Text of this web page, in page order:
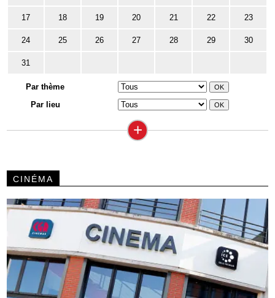
17 18 19 20 21 22 23
24 25 26 27 28 29 30
31
Par thème
Par lieu
+
CINÉMA